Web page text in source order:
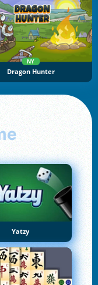
NY
Dragon Hunter
Yatzy